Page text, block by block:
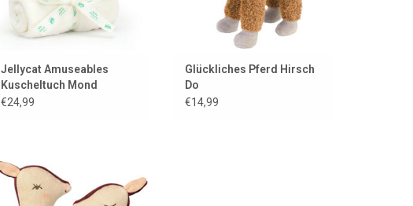
Jellycat Amuseables
Kuscheltuch Mond
€24,99
Glückliches Pferd Hirsch
Do
€14,99
Rassel von Maileg!
ZUM WARENKORB HINZUFÜGEN